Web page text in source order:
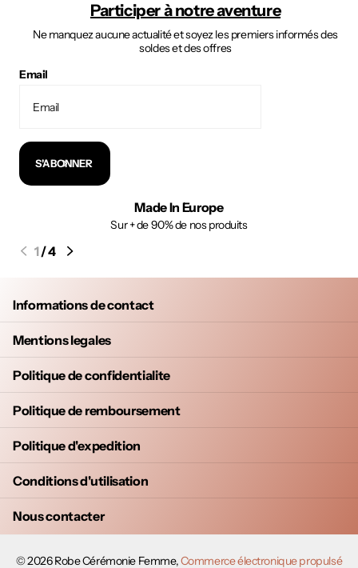
Participer à notre aventure
Ne manquez aucune actualité et soyez les premiers informés des
soldes et des offres
Email
S'ABONNER
Made In Europe
Sur + de 90% de nos produits
1/4
Informations de contact
Mentions legales
Politique de confidentialite
Politique de remboursement
Politique d'expedition
Conditions d'utilisation
Nous contacter
©2026Robe Cérémonie Femme,Commerce électronique propulsé